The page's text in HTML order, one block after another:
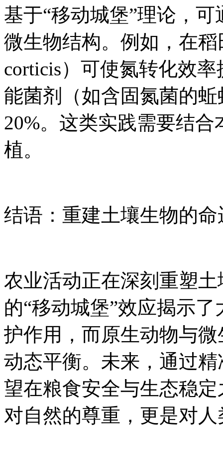
基于“移动城堡”理论，
微生物结构。例如，在
corticis）可使氮转化效
能菌剂（如含固氮菌的
20%。这类实践需要结
植。
结语：重建土壤生物的
农业活动正在深刻重塑
的“移动城堡”效应揭示
护作用，而原生动物与
动态平衡。未来，通过
望在粮食安全与生态稳
对自然的尊重，更是对